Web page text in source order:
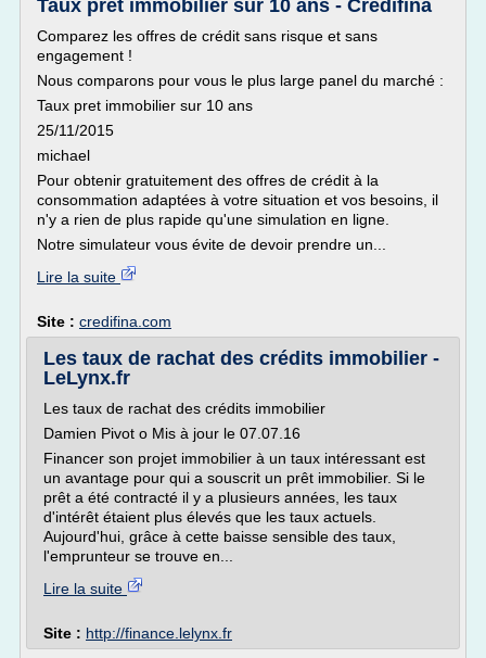
Taux pret immobilier sur 10 ans - Credifina
Comparez les offres de crédit sans risque et sans
engagement !
Nous comparons pour vous le plus large panel du marché :
Taux pret immobilier sur 10 ans
25/11/2015
michael
Pour obtenir gratuitement des offres de crédit à la
consommation adaptées à votre situation et vos besoins, il
n'y a rien de plus rapide qu'une simulation en ligne.
Notre simulateur vous évite de devoir prendre un...
Lire la suite
Site : credifina.com
Les taux de rachat des crédits immobilier -
LeLynx.fr
Les taux de rachat des crédits immobilier
Damien Pivot o Mis à jour le 07.07.16
Financer son projet immobilier à un taux intéressant est
un avantage pour qui a souscrit un prêt immobilier. Si le
prêt a été contracté il y a plusieurs années, les taux
d'intérêt étaient plus élevés que les taux actuels.
Aujourd'hui, grâce à cette baisse sensible des taux,
l'emprunteur se trouve en...
Lire la suite
Site : http://finance.lelynx.fr